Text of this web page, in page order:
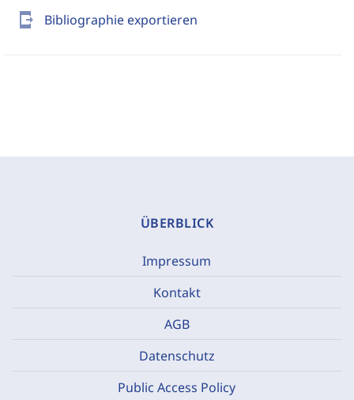
send_to_mobile Bibliographie exportieren
ÜBERBLICK
Impressum
Kontakt
AGB
Datenschutz
Public Access Policy